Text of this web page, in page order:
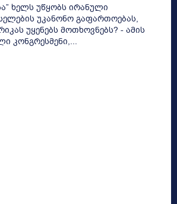
ხელს უწყობს ირანული
უკანონო გაფართოებას,
უყენებს მოთხოვნებს? - ამის
კონგრესმენი,...